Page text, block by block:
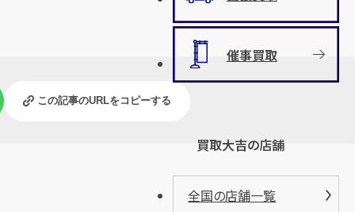
この記事のURLをコピーする
催事買取
買取大吉の店舗
全国の店舗一覧